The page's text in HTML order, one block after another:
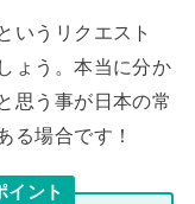
いうリクエスト
ょう。本当に分か
思う事が日本の常
る場合です！
イント